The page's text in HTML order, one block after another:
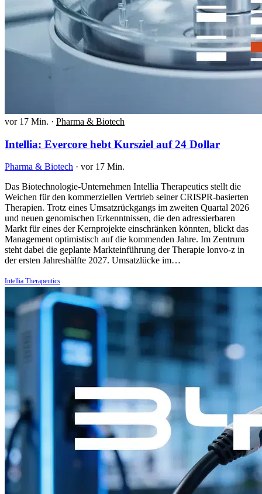
vor 17 Min. · Pharma & Biotech
Intellia: Evercore hebt Kursziel auf 24 Dollar
Pharma & Biotech · vor 17 Min.
Das Biotechnologie-Unternehmen Intellia Therapeutics stellt die
Weichen für den kommerziellen Vertrieb seiner CRISPR-basierten
Therapien. Trotz eines Umsatzrückgangs im zweiten Quartal 2026
und neuen genomischen Erkenntnissen, die den adressierbaren
Markt für eines der Kernprojekte einschränken könnten, blickt das
Management optimistisch auf die kommenden Jahre. Im Zentrum
steht dabei die geplante Markteinführung der Therapie lonvo-z in
der ersten Jahreshälfte 2027. Umsatzlücke im…
Intellia Therapeutics